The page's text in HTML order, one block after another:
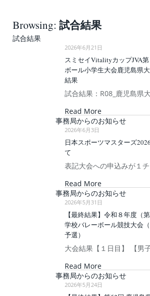
Browsing: 試合結果
試合結果
2026年6月21日
スミセイVitalityカップJVA
ボール小学生大会鹿児島県
結果
試合結果：R08_鹿児島県
Read More
事務局からのお知らせ
2026年6月3日
日本スポーツマスターズ
て
表記大会への申込みが１
Read More
事務局からのお知らせ
2026年5月31日
【最終結果】令和８年度（
学校バレーボール競技大会
予選）
大会結果【１日目】 【男
Read More
事務局からのお知らせ
2026年5月24日